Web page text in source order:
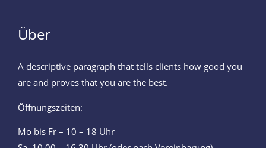
Über
A descriptive paragraph that tells clients how good you
are and proves that you are the best.
Öffnungszeiten:
Mo bis Fr – 10 – 18 Uhr